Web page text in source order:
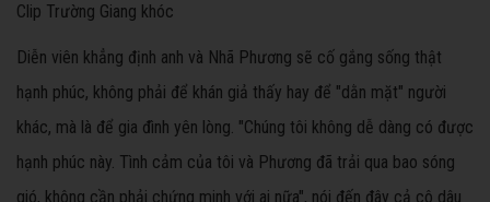
Clip Trường Giang khóc
Diễn viên khẳng định anh và Nhã Phương sẽ cố gắng sống thật
hạnh phúc, không phải để khán giả thấy hay để "dằn mặt" người
khác, mà là để gia đình yên lòng. "Chúng tôi không dễ dàng có được
hạnh phúc này. Tình cảm của tôi và Phương đã trải qua bao sóng
gió, không cần phải chứng minh với ai nữa", nói đến đây cả cô dâu